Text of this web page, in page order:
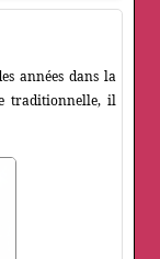
années dans la
traditionnelle, il